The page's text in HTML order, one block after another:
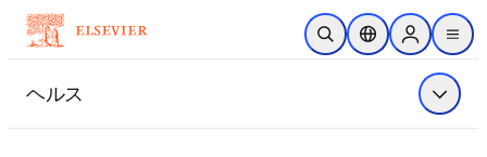
メインのコンテンツにスキップ
検索を開くロケーションセレ
Sign in to
menu
ヘルス メニュ